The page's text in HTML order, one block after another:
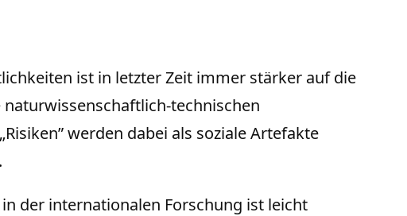
ist in letzter Zeit immer stärker auf die
technischen
werden dabei als soziale Artefakte
der internationalen Forschung ist leicht